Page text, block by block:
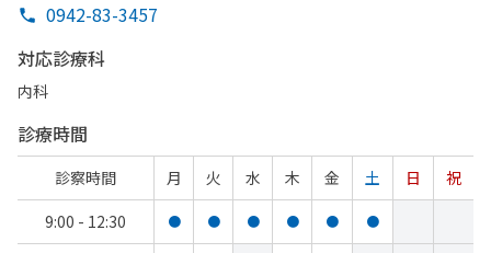
0942-83-3457
対応診療科
内科
診療時間
診察時間 月 火 水 木 金 土 日
祝
9:00 - 12:30
● ● ● ● ● ●